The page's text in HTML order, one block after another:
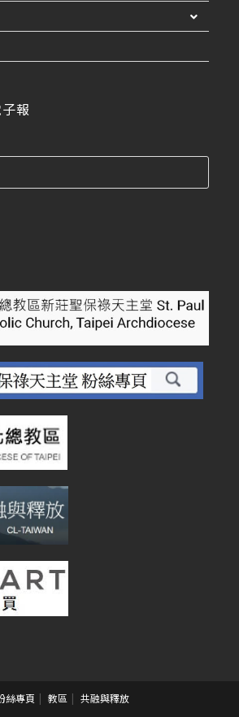
報
絲專頁 教區 共融與釋放